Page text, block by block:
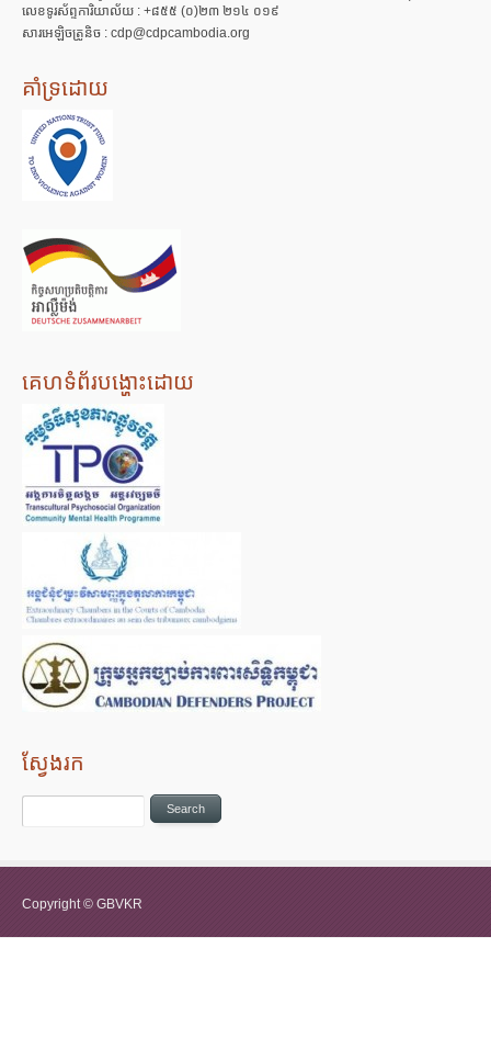
លេខទូរស័ព្ទការិយាល័យ : +៨៥៥ (០)២៣ ២១៤ ០១៩
សារអេឡិចត្រូនិច : cdp@cdpcambodia.org
គាំទ្រដោយ
គេហទំព័របង្ហោះដោយ
ស្វែងរក
Copyright © GBVKR